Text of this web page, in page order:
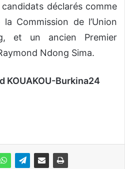
déclarés comme
la Commission de l’Union
et un ancien Premier
Ndong Sima.
KOUAKOU-Burkina24